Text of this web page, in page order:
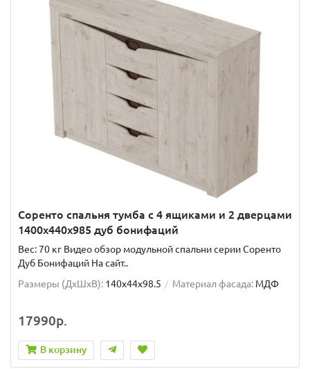
Соренто спальня тумба с 4 ящиками и 2 дверцами
1400х440х985 дуб бонифаций
Вес: 70 кг Видео обзор модульной спальни серии Соренто
Дуб Бонифаций На сайт..
Размеры (ДхШxВ): 140x44x98.5 Материал фасада: МДФ
17990р.
В корзину